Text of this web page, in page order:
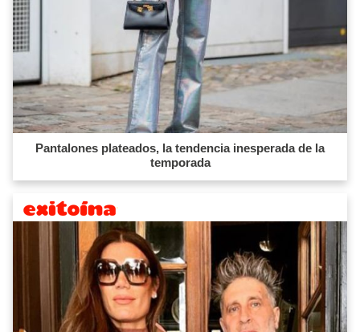
Pantalones plateados, la tendencia inesperada de la
temporada